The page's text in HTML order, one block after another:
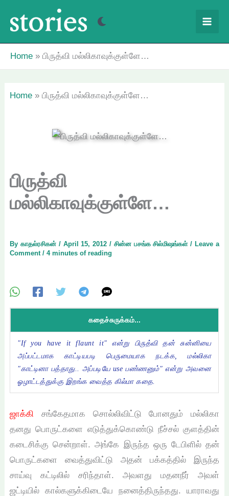
Home
பிருத்வி மல்லிகாவுக்குள்ளே…
Home பிருத்வி மல்லிகாவுக்குள்ளே…
பிருத்வி
மல்லிகாவுக்குள்ளே…
By காதல்ரசிகன் / April 15, 2012/ சின்ன பசங்க சில்மிஷங்கள்/ Leave a
Comment /4 minutes of reading
கதைச்சுருக்கம்...
"If you have it flaunt it" என்று பிருத்வி தன் சுன்னியை
அப்பட்டமாக காட்டியபடி பெருமையாக நடக்க, மல்லிகா
"காட்டினா பத்தாது.. அப்படியே use பண்ணனும்" என்று அவனை
ஓழாட்டத்துக்கு இறங்க வைத்த கில்மா கதை.
ஜாக்கி
சங்கேதமாக சொல்லிவிட்டு போனதும் மல்லிகா
தனது பொருட்களை எடுத்துக்கொண்டு நீச்சல் குளத்தின்
கடைசிக்கு சென்றாள். அங்கே இருந்த ஒரு டேபிளில் தன்
பொருட்களை வைத்துவிட்டு அதன் பக்கத்தில் இருந்த
சாய்வு கட்டிலில் சரிந்தாள். அவளது மதனநீர் அவள்
ஜட்டியில் கால்களுக்கிடையே நனைத்திருந்தது. யாராவது